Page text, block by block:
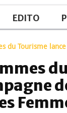
EDITO
du Tourisme